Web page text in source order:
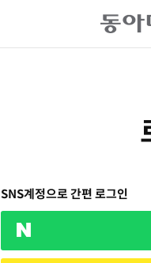
SNS계정으로 간편 로그인